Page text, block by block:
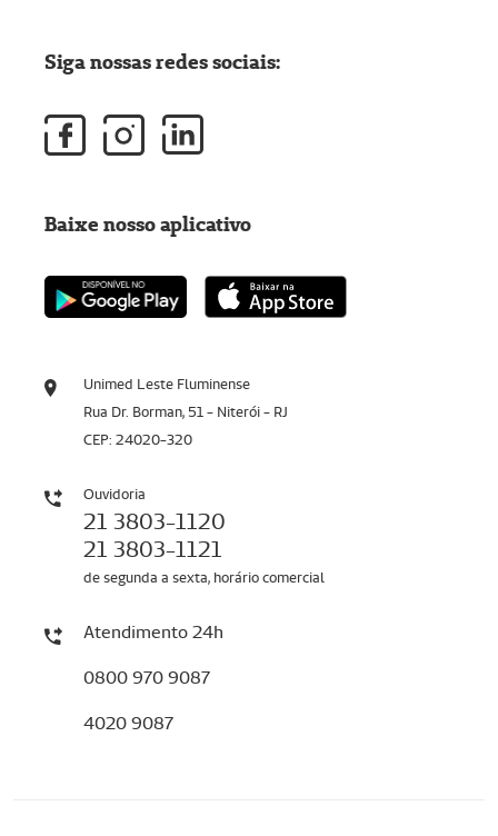
Unimed Leste Fluminense
Rua Dr. Borman, 51 - Niterói - RJ
CEP: 24020-320
Ouvidoria
21 3803-1120
21 3803-1121
de segunda a sexta, horário comercial
Atendimento 24h
0800 970 9087
4020 9087
Siga nossas redes sociais:
Baixe nosso aplicativo